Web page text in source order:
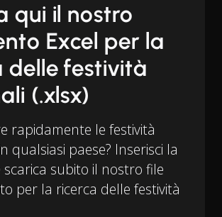
qui il nostro
Excel per la
delle festività
(.xlsx)
rapidamente le festività
qualsiasi paese? Inserisci la
subito il nostro file
per la ricerca delle festività